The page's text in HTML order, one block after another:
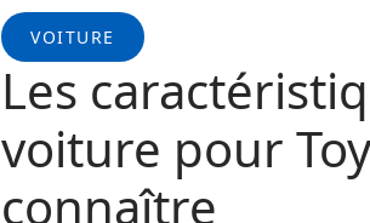
VOITURE
Les
voiture pour
connaître